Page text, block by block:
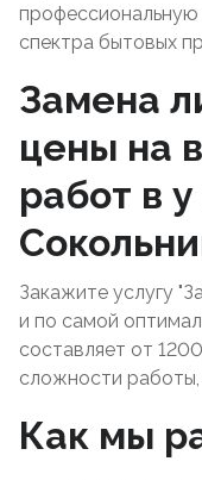
спектра бытовых
Замена
цены на
работ в
Закажите услугу
и по самой
составляет от
сложности
Как мы